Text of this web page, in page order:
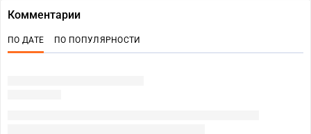
Комментарии
ПО ДАТЕ ПО ПОПУЛЯРНОСТИ